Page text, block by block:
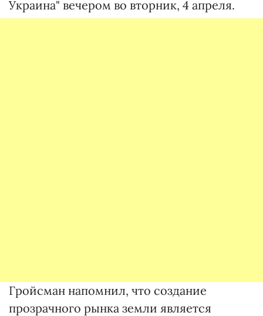
Украина" вечером во вторник, 4 апреля.
Гройсман напомнил, что создание
прозрачного рынка земли является